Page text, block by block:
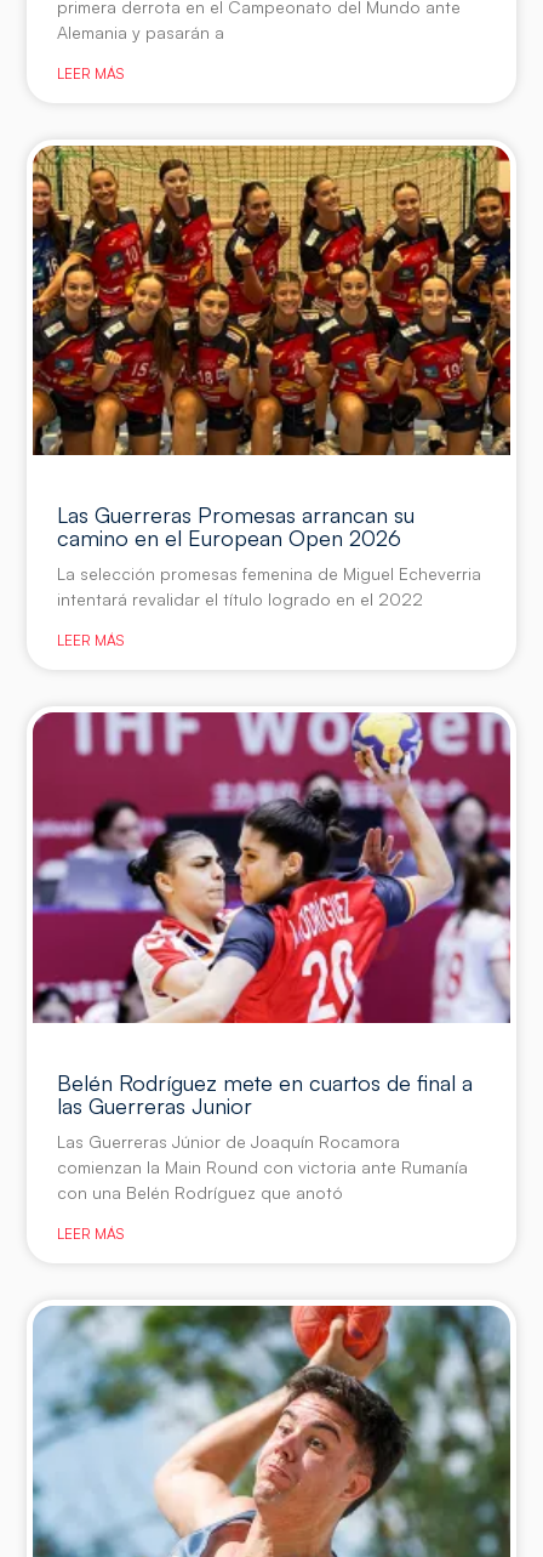
primera derrota en el Campeonato del Mundo ante
Alemania y pasarán a
LEER MÁS
Las Guerreras Promesas arrancan su
camino en el European Open 2026
La selección promesas femenina de Miguel Echeverria
intentará revalidar el título logrado en el 2022
LEER MÁS
Belén Rodríguez mete en cuartos de final a
las Guerreras Junior
Las Guerreras Júnior de Joaquín Rocamora
comienzan la Main Round con victoria ante Rumanía
con una Belén Rodríguez que anotó
LEER MÁS